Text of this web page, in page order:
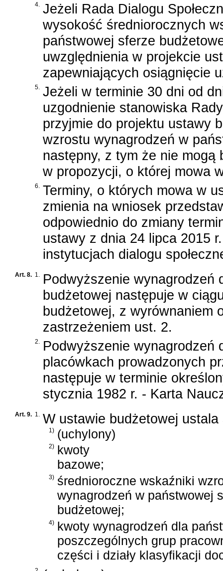
4.
Jeżeli Rada Dialogu
wysokość średniorocznych
państwowej sferze
uwzględnienia w projekcie
zapewniających osiągnięcie
5.
Jeżeli w terminie 30 dni od
uzgodnienie stanowiska
przyjmie do projektu ustawy
wzrostu wynagrodzeń w
następny, z tym że nie
w propozycji, o której mowa
6.
Terminy, o których mowa w
zmienia na wniosek
odpowiednio do zmiany
ustawy z dnia 24 lipca 2015
instytucjach dialogu
Art. 8. 1.
Podwyższenie wynagrodzeń
budżetowej następuje w
budżetowej, z wyrównaniem
zastrzeżeniem ust. 2.
2.
Podwyższenie wynagrodzeń
placówkach prowadzonych
następuje w terminie
stycznia 1982 r. - Karta
Art. 9. 1. W ustawie budżetowej ustala
1) (uchylony)
2) kwoty
bazowe;
3) średnioroczne wskaźniki
wynagrodzeń w państwowej
budżetowej;
4) kwoty wynagrodzeń dla
poszczególnych grup
części i działy klasyfikacji